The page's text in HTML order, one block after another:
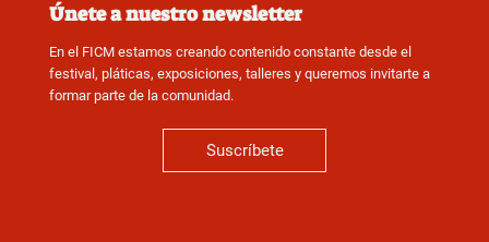
Únete a nuestro newsletter
En el FICM estamos creando contenido constante desde el
festival, pláticas, exposiciones, talleres y queremos invitarte a
formar parte de la comunidad.
Suscríbete